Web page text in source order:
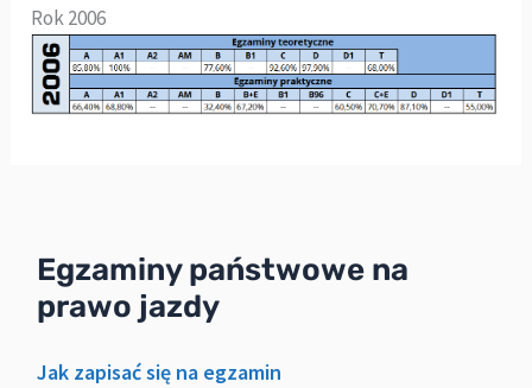
Rok 2006
Egzaminy państwowe na
prawo jazdy
Jak zapisać się na egzamin